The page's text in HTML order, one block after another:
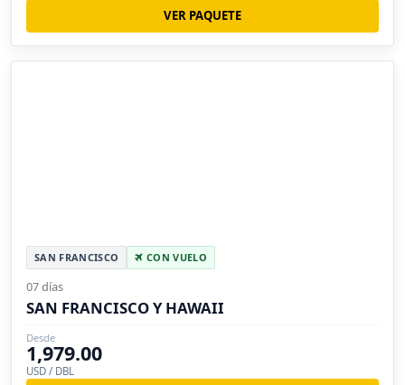
VER PAQUETE
SAN FRANCISCO CON VUELO
07 días
SAN FRANCISCO Y HAWAII
Desde
1,979.00
USD / DBL